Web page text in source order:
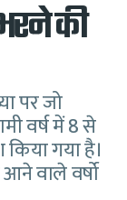
की
पर जो
वर्ष में 8 से
गया है।
वाले वर्षो